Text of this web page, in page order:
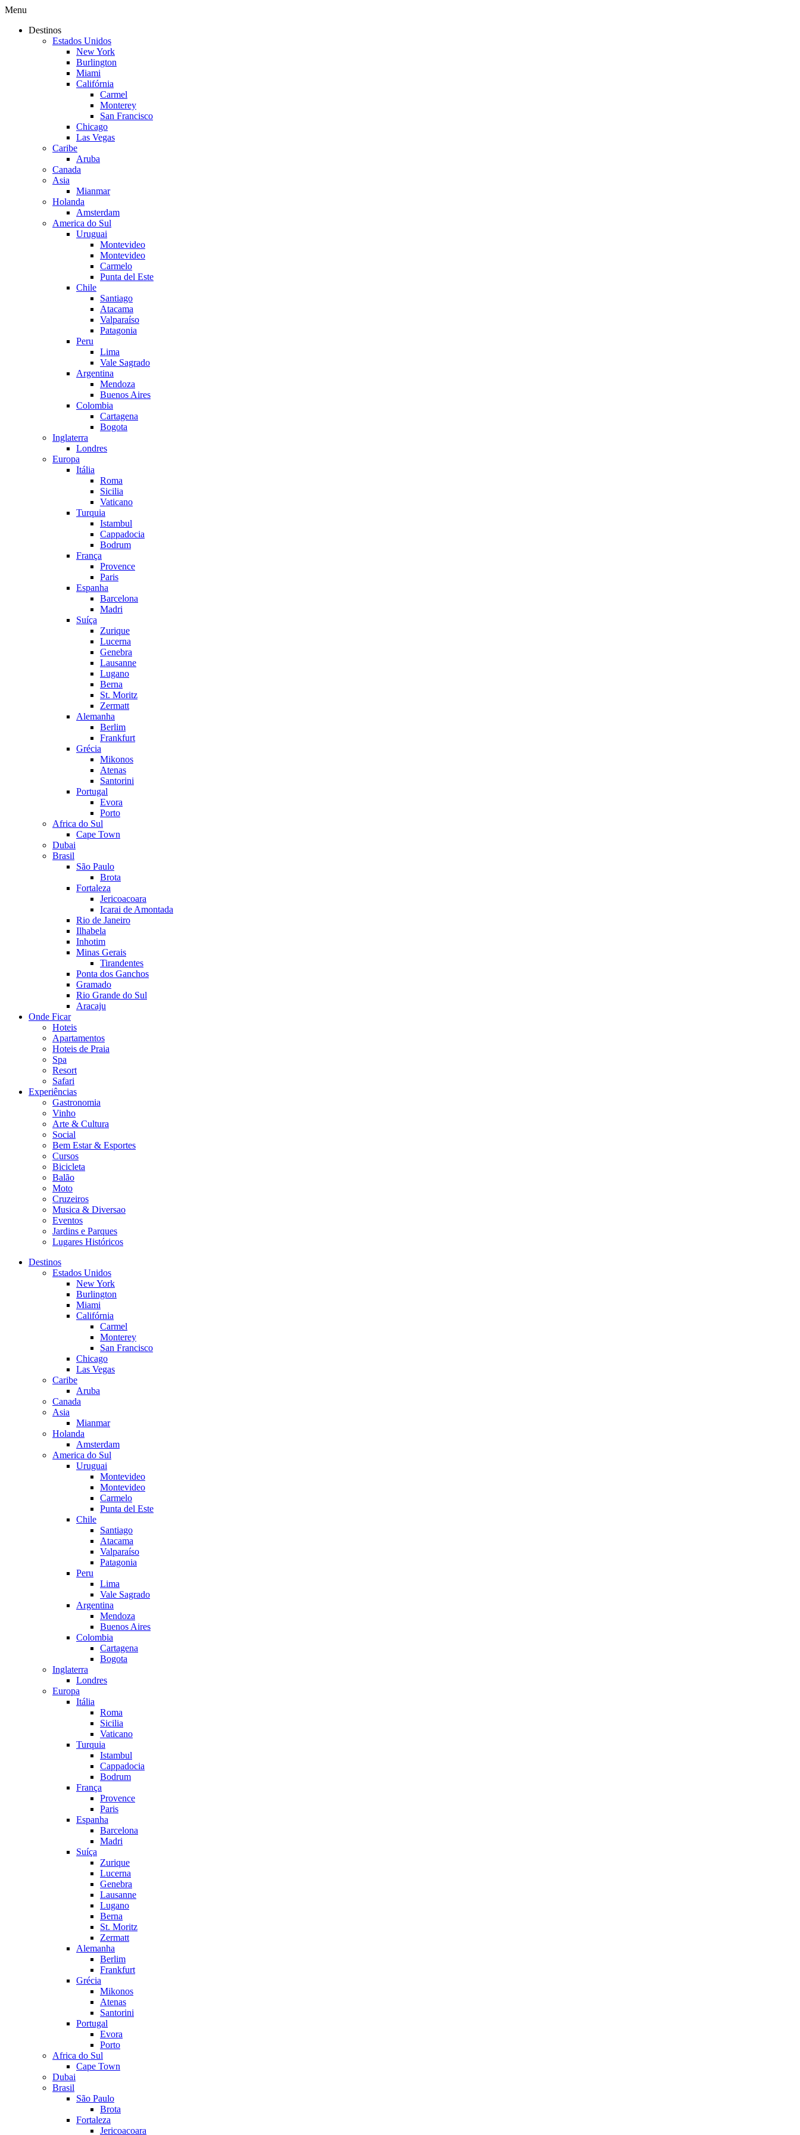
Menu
Destinos
Estados Unidos
New York
Burlington
Miami
Califórnia
Carmel
Monterey
San Francisco
Chicago
Las Vegas
Caribe
Aruba
Canada
Asia
Mianmar
Holanda
Amsterdam
America do Sul
Uruguai
Montevideo
Montevideo
Carmelo
Punta del Este
Chile
Santiago
Atacama
Valparaíso
Patagonia
Peru
Lima
Vale Sagrado
Argentina
Mendoza
Buenos Aires
Colombia
Cartagena
Bogota
Inglaterra
Londres
Europa
Itália
Roma
Sicilia
Vaticano
Turquia
Istambul
Cappadocia
Bodrum
França
Provence
Paris
Espanha
Barcelona
Madri
Suíça
Zurique
Lucerna
Genebra
Lausanne
Lugano
Berna
St. Moritz
Zermatt
Alemanha
Berlim
Frankfurt
Grécia
Mikonos
Atenas
Santorini
Portugal
Evora
Porto
Africa do Sul
Cape Town
Dubai
Brasil
São Paulo
Brota
Fortaleza
Jericoacoara
Icarai de Amontada
Rio de Janeiro
Ilhabela
Inhotim
Minas Gerais
Tirandentes
Ponta dos Ganchos
Gramado
Rio Grande do Sul
Aracaju
Onde Ficar
Hoteis
Apartamentos
Hoteis de Praia
Spa
Resort
Safari
Experiências
Gastronomia
Vinho
Arte & Cultura
Social
Bem Estar & Esportes
Cursos
Bicicleta
Balão
Moto
Cruzeiros
Musica & Diversao
Eventos
Jardins e Parques
Lugares Históricos
Destinos
Estados Unidos
New York
Burlington
Miami
Califórnia
Carmel
Monterey
San Francisco
Chicago
Las Vegas
Caribe
Aruba
Canada
Asia
Mianmar
Holanda
Amsterdam
America do Sul
Uruguai
Montevideo
Montevideo
Carmelo
Punta del Este
Chile
Santiago
Atacama
Valparaíso
Patagonia
Peru
Lima
Vale Sagrado
Argentina
Mendoza
Buenos Aires
Colombia
Cartagena
Bogota
Inglaterra
Londres
Europa
Itália
Roma
Sicilia
Vaticano
Turquia
Istambul
Cappadocia
Bodrum
França
Provence
Paris
Espanha
Barcelona
Madri
Suíça
Zurique
Lucerna
Genebra
Lausanne
Lugano
Berna
St. Moritz
Zermatt
Alemanha
Berlim
Frankfurt
Grécia
Mikonos
Atenas
Santorini
Portugal
Evora
Porto
Africa do Sul
Cape Town
Dubai
Brasil
São Paulo
Brota
Fortaleza
Jericoacoara